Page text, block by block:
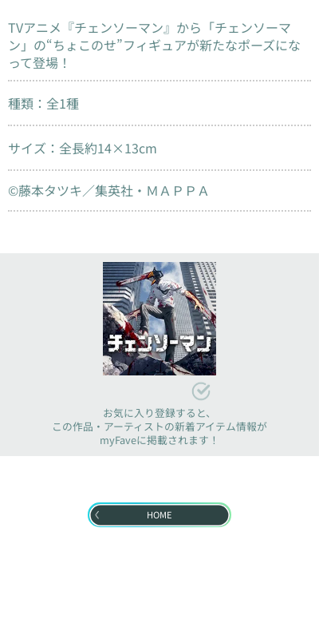
TVアニメ『チェンソーマン』から「チェンソーマ
ン」の“ちょこのせ”フィギュアが新たなポーズにな
って登場！
種類：全1種
サイズ：全長約14×13cm
©藤本タツキ／集英社・ＭＡＰＰＡ
お気に入り登録すると、
この作品・アーティストの新着アイテム情報が
myFaveに掲載されます！
HOME